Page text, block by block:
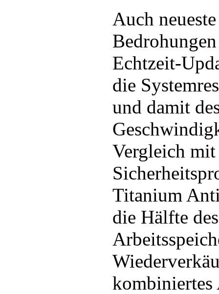
Auch
Echtzeit-
die
und damit
Vergleich mit
Titanium
die Hälfte
kombiniertes